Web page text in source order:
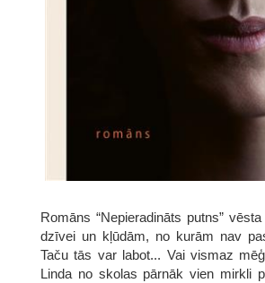
Romāns “Nepieradināts putns”
dzīvei un kļūdām, no kurām nav
Taču tās var labot... Vai vismaz
Linda no skolas pārnāk vien mirkli